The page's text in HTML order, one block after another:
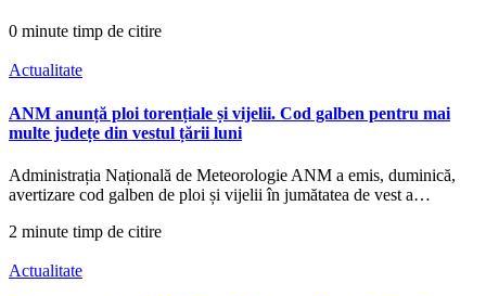
0 minute timp de citire
Actualitate
ANM anunță ploi torențiale și vijelii. Cod galben pentru mai
multe județe din vestul țării luni
Administrația Națională de Meteorologie ANM a emis, duminică,
avertizare cod galben de ploi și vijelii în jumătatea de vest a…
2 minute timp de citire
Actualitate